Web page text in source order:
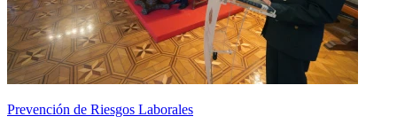
Prevención de Riesgos Laborales